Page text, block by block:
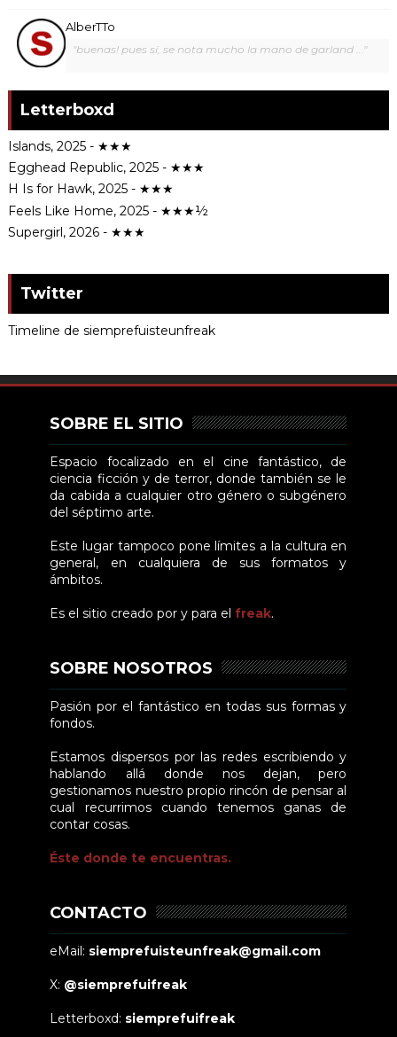
AlberTTo
"buenas! pues sí, se nota mucho la mano de garland ..."
Letterboxd
Islands, 2025 - ★★★
Egghead Republic, 2025 - ★★★
H Is for Hawk, 2025 - ★★★
Feels Like Home, 2025 - ★★★½
Supergirl, 2026 - ★★★
Twitter
Timeline de siemprefuisteunfreak
SOBRE EL SITIO
Espacio focalizado en el cine fantástico, de
ciencia ficción y de terror, donde también se le
da cabida a cualquier otro género o subgénero
del séptimo arte.
Este lugar tampoco pone límites a la cultura en
general, en cualquiera de sus formatos y
ámbitos.
Es el sitio creado por y para elfreak.
SOBRE NOSOTROS
Pasión por el fantástico en todas sus formas y
fondos.
Estamos dispersos por las redes escribiendo y
hablando allá donde nos dejan, pero
gestionamos nuestro propio rincón de pensar al
cual recurrimos cuando tenemos ganas de
contar cosas.
Éste donde te encuentras.
CONTACTO
eMail: siemprefuisteunfreak@gmail.com
X: @siemprefuifreak
Letterboxd: siemprefuifreak